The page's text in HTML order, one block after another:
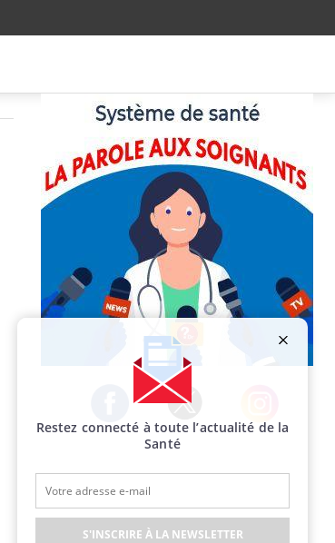
Facebook Twitter Instagram
Restez connecté à toute l’actualité de la
Santé
S'INSCRIRE À LA NEWSLETTER